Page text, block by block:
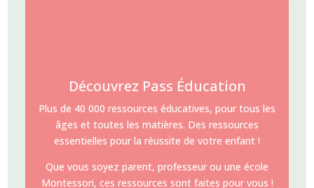
Découvrez Pass Éducation
Plus de 40 000 ressources éducatives, pour tous les
âges et toutes les matières. Des ressources
essentielles pour la réussite de votre enfant !
Que vous soyez parent, professeur ou une école
Montessori, ces ressources sont faites pour vous !